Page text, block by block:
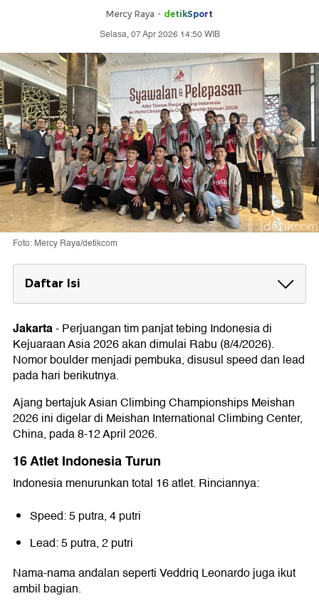
Mercy Raya - detikSport
Selasa, 07 Apr 2026 14:50 WIB
Foto: Mercy Raya/detikcom
Daftar Isi
16 Atlet Indonesia Turun
Bidik Kuota Asian Games
Jadwal Lengkap Kejuaraan Asia Panjat
Tebing 2026
Jakarta-Perjuangan tim panjat tebing Indonesia di
Kejuaraan Asia 2026 akan dimulai Rabu (8/4/2026).
Nomor boulder menjadi pembuka, disusul speed dan lead
pada hari berikutnya.
Ajang bertajukAsian Climbing Championships Meishan
2026ini digelar di Meishan International Climbing Center,
China, pada 8-12 April 2026.
16 Atlet Indonesia Turun
Indonesia menurunkan total 16 atlet. Rinciannya:
Speed: 5 putra, 4 putri
Lead: 5 putra, 2 putri
Nama-nama andalan sepertiVeddriq Leonardojuga ikut
ambil bagian.